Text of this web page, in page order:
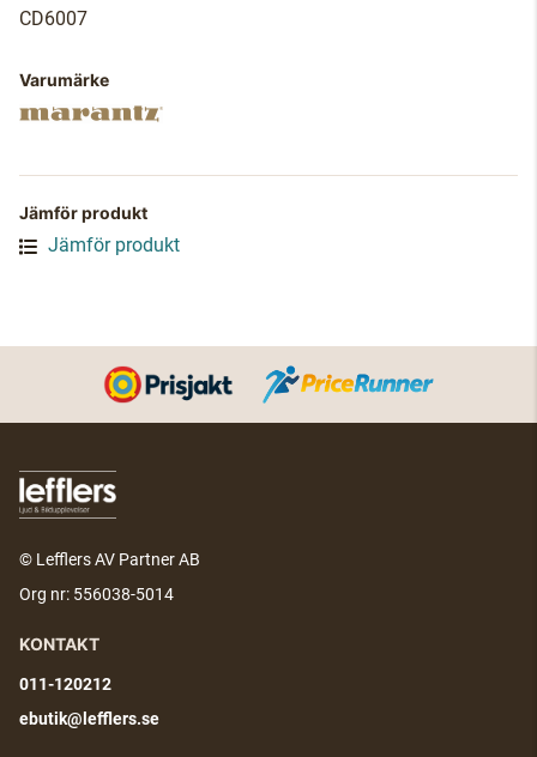
CD6007
Varumärke
Jämför produkt
Jämför produkt
© Lefflers AV Partner AB
Org nr: 556038-5014
KONTAKT
011-120212
ebutik@lefflers.se